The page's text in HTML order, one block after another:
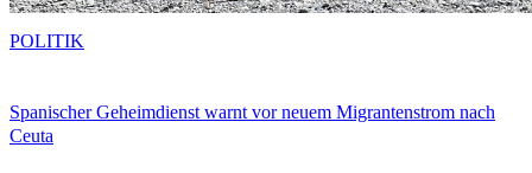
Spanischer Geheimdienst warnt vor neuem Migrantenstrom nach
Ceuta
POLITIK